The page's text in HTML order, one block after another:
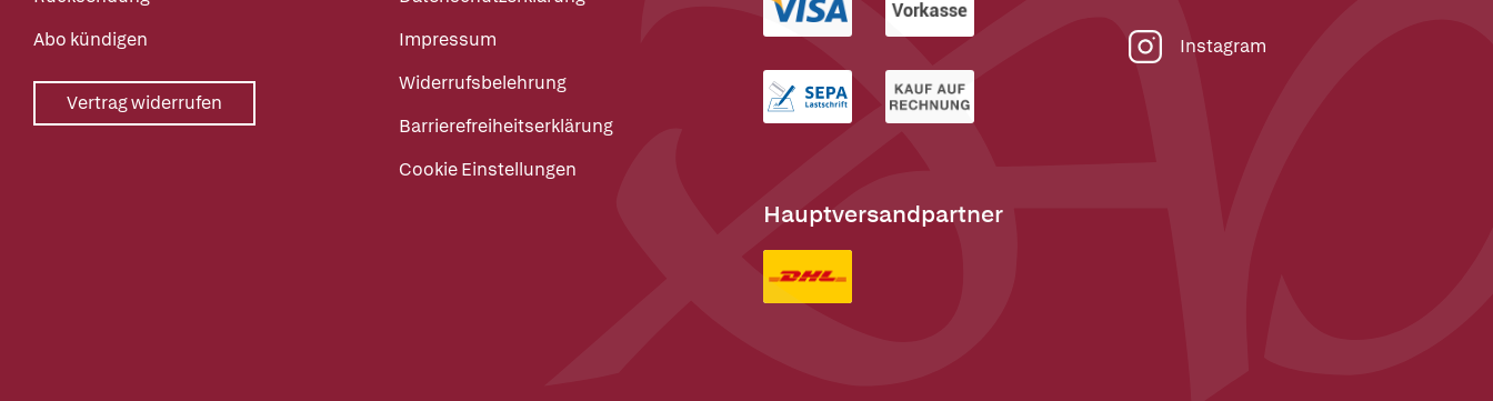
Abo kündigen
Vertrag widerrufen
Impressum
Widerrufsbelehrung
Barrierefreiheitserklärung
Cookie Einstellungen
Hauptversandpartner
Instagram